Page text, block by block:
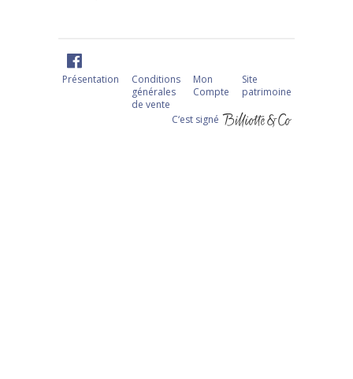
Présentation
Conditions
générales
de vente
Mon
Compte
Site
patrimoine
C‘est signé